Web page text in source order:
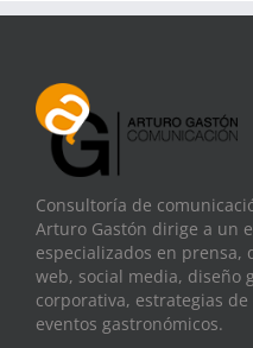
Consultoría de
Arturo Gastón dirige a un
especializados en prensa,
web, social media, diseño
corporativa, estrategias
eventos gastronómicos.